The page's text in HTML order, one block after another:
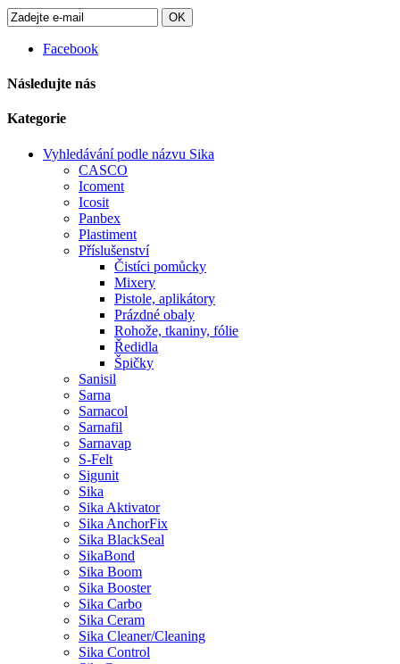
OK
Facebook
Následujte nás
Kategorie
Vyhledávání podle názvu Sika
CASCO
Icoment
Icosit
Panbex
Plastiment
Příslušenství
Čistíci pomůcky
Mixery
Pistole, aplikátory
Prázdné obaly
Rohože, tkaniny, fólie
Ředidla
Špičky
Sanisil
Sarna
Sarnacol
Sarnafil
Sarnavap
S-Felt
Sigunit
Sika
Sika Aktivator
Sika AnchorFix
Sika BlackSeal
SikaBond
Sika Boom
Sika Booster
Sika Carbo
Sika Ceram
Sika Cleaner/Cleaning
Sika Control